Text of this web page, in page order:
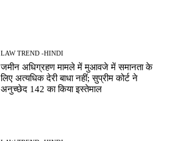
LAW TREND -HINDI
जमीन अधिग्रहण मामले में मुआवजे में समानता के
लिए अत्यधिक देरी बाधा नहीं; सुप्रीम कोर्ट ने
अनुच्छेद 142 का किया इस्तेमाल